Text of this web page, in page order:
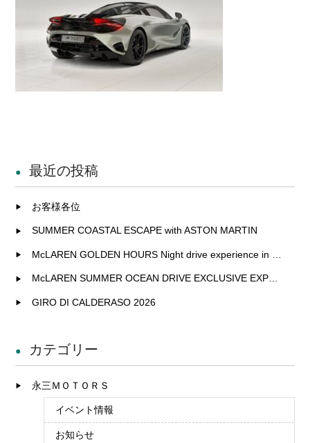
最近の投稿
お客様各位
SUMMER COASTAL ESCAPE with ASTON MARTIN
McLAREN GOLDEN HOURS Night drive experience in Fukuoka
McLAREN SUMMER OCEAN DRIVE EXCLUSIVE EXPERIENCE IN KITAKYUSHU
GIRO DI CALDERASO 2026
カテゴリー
永三ＭＯＴＯＲＳ
イベント情報
お知らせ